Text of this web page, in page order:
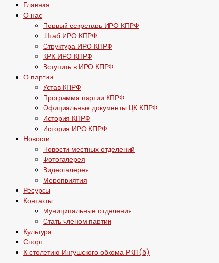
Главная
О нас
Первый секретарь ИРО КПРФ
Штаб ИРО КПРФ
Структура ИРО КПРФ
КРК ИРО КПРФ
Вступить в ИРО КПРФ
О партии
Устав КПРФ
Программа партии КПРФ
Официальные документы ЦК КПРФ
История КПРФ
История ИРО КПРФ
Новости
Новости местных отделений
Фотогалерея
Видеогалерея
Мероприятия
Ресурсы
Контакты
Муниципальные отделения
Стать членом партии
Культура
Спорт
К столетию Ингушского обкома РКП(б)